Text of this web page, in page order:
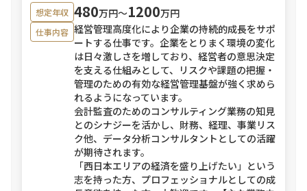
想定年収 480万円〜1200万円
仕事内容 経営管理高度化により企業の持続的成長をサポ
ートする仕事です。企業をとりまく環境の変化
は日々激しさを増しており、経営者の意思決定
を支える仕組みとして、リスクや課題の把握・
管理のための有効な経営管理基盤が強く求めら
れるようになっています。
会計監査のためのコンサルティング業務の知見
とのシナジーを活かし、財務、経理、事業リス
ク他、データ分析コンサルタントとしての活躍
が期待されます。
「西日本エリアの経済を盛り上げたい」という
志を持った方、プロフェッショナルとしての成